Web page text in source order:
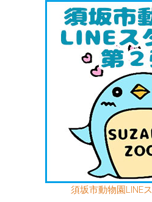
須坂市動物園LINE